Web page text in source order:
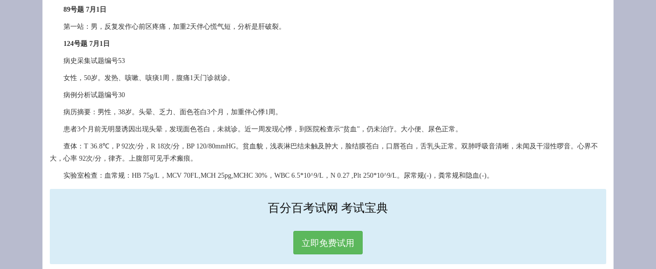
89号题 7月1日
第一站：男，反复发作心前区疼痛，加重2天伴心慌气短，分析是肝破裂。
124号题 7月1日
病史采集试题编号53
女性，50岁。发热、咳嗽、咳痰1周，腹痛1天门诊就诊。
病例分析试题编号30
病历摘要：男性，38岁。头晕、乏力、面色苍白3个月，加重伴心悸1周。
患者3个月前无明显诱因出现头晕，发现面色苍白，未就诊。近一周发现心悸，到医院检查示“贫血”，仍未治疗。大小便、尿色正常。
查体：T 36.8℃，P 92次/分，R 18次/分，BP 120/80mmHG。贫血貌，浅表淋巴结未触及肿大，脸结膜苍白，口唇苍白，舌乳头正常。双肺呼吸音清晰，未闻及干湿性啰音。心界不
大，心率 92次/分，律齐。上腹部可见手术瘢痕。
实验室检查：血常规：HB 75g/L，MCV 70FL,MCH 25pg,MCHC 30%，WBC 6.5*10^9/L，N 0.27 ,Plt 250*10^9/L。尿常规(-)，粪常规和隐血(-)。
百分百考试网 考试宝典
立即免费试用